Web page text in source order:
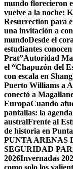
mundo florecieron
vuelve a la noche:
Resurrection para
una invitación a
mundoDesde el
estudiantes
Prat”Autoridad
el “Chapuzón del
con escala en
Puerto Williams a
conectó a
EuropaCuando
pantallas: la
australFrente al
de historia en
PUNTA ARENAS
SEGURIDAD
2026Invernadas